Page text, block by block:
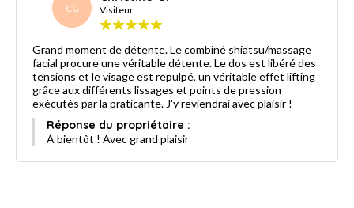
CG Visiteur
Grand moment de détente. Le combiné shiatsu/massage
facial procure une véritable détente. Le dos est libéré des
tensions et le visage est repulpé, un véritable effet lifting
grâce aux différents lissages et points de pression
exécutés par la praticante. J'y reviendrai avec plaisir !
Réponse du propriétaire :
À bientôt ! Avec grand plaisir